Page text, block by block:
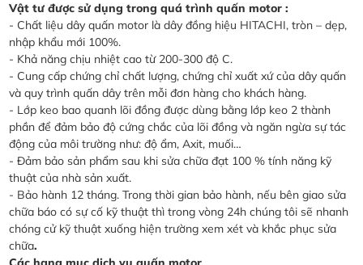
Vật tư được sử dụng trong quá trình quấn motor :
- Chất liệu dây quấn motor là dây đồng hiệu HITACHI, tròn – dẹp,
nhập khẩu mới 100%.
- Khả năng chịu nhiệt cao từ 200-300 độ C.
- Cung cấp chứng chỉ chất lượng, chứng chỉ xuất xứ của dây quấn
và quy trình quấn dây trên mỗi đơn hàng cho khách hàng.
- Lớp keo bao quanh lõi đồng được dùng bằng lớp keo 2 thành
phần để đảm bảo độ cứng chắc của lõi đồng và ngăn ngừa sự tác
động của môi trường như: độ ẩm, Axit, muối…
- Đảm bảo sản phẩm sau khi sửa chữa đạt 100 % tính năng kỹ
thuật của nhà sản xuất.
- Bảo hành 12 tháng. Trong thời gian bảo hành, nếu bên giao sửa
chữa báo có sự cố kỹ thuật thì trong vòng 24h chúng tôi sẽ nhanh
chóng cử kỹ thuật xuống hiện trường xem xét và khắc phục sửa
chữa.